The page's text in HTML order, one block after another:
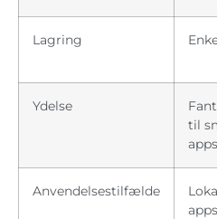
Lagring
Ydelse
til
apps
Anvendelsestilfælde